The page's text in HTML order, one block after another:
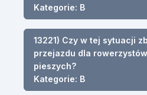
Kategorie: B
13221) Czy w tej sytuacji
przejazdu dla
pieszych?
Kategorie: B